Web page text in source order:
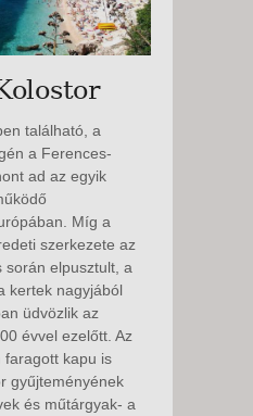
található, a
a Ferences-
ad az egyik
Míg a
szerkezete az
során elpusztult, a
kertek nagyjából
üdvözlik az
évvel ezelőtt. Az
faragott kapu is
gyűjteményének
és műtárgyak- a